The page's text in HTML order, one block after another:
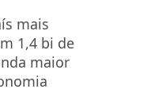
mais
1,4 bi de
maior